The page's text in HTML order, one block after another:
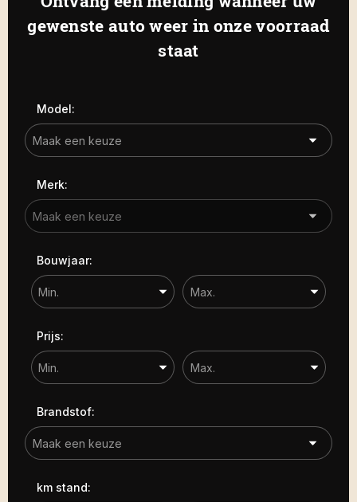
Haamstede
De Roterij 22 4328 BA Burgh-
Haamstede
Carrosserie
-
-
Bouwjaar
Sorteren op
gewenste auto weer in onze voorraad
staat
Model:
Merk:
Bouwjaar:
Prijs:
Brandstof:
km stand: